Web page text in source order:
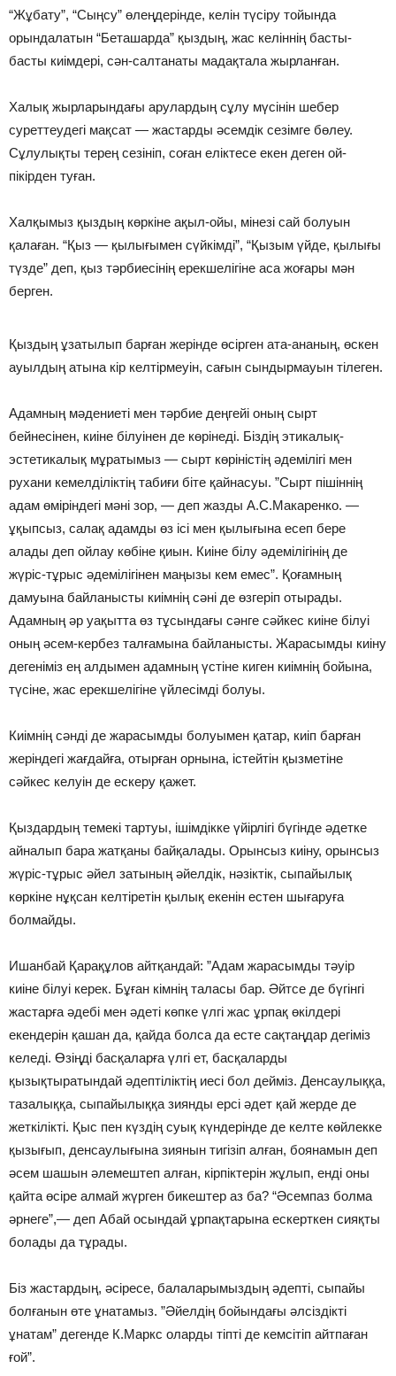
“Жұбату”, “Сыңсу” өлеңдерiнде, келiн түсiру тойында
орындалатын “Беташарда” қыздың, жас келiннiң басты-
басты киiмдерi, сән-салтанаты мадақтала жырланған.
Халық жырларындағы арулардың сұлу мүсiнiн шебер
суреттеудегi мақсат — жастарды әсемдiк сезiмге бөлеу.
Сұлулықты терең сезiнiп, соған елiктесе екен деген ой-
пiкiрден туған.
Халқымыз қыздың көркiне ақыл-ойы, мiнезi сай болуын
қалаған. “Қыз — қылығымен сүйкiмдi”, “Қызым үйде, қылығы
түзде” деп, қыз тәрбиесiнiң ерекшелiгiне аса жоғары мән
берген.
Қыздың ұзатылып барған жерiнде өсiрген ата-ананың, өскен
ауылдың атына кiр келтiрмеуiн, сағын сындырмауын тiлеген.
Адамның мәдениетi мен тәрбие деңгейi оның сырт
бейнесiнен, киiне бiлуiнен де көрiнедi. Бiздiң этикалық-
эстетикалық мұратымыз — сырт көрiнiстiң әдемiлiгi мен
рухани кемелдiлiктiң табиғи бiте қайнасуы. ”Сырт пiшiннiң
адам өмiрiндегi мәнi зор, — деп жазды А.С.Макаренко. —
ұқыпсыз, салақ адамды өз iсi мен қылығына есеп бере
алады деп ойлау көбiне қиын. Киiне бiлу әдемiлiгiнiң де
жүрiс-тұрыс әдемiлiгiнен маңызы кем емес”. Қоғамның
дамуына байланысты киiмнiң сәнi де өзгерiп отырады.
Адамның әр уақытта өз тұсындағы сәнге сәйкес киiне бiлуi
оның әсем-кербез талғамына байланысты. Жарасымды киiну
дегенiмiз ең алдымен адамның үстiне киген киiмнiң бойына,
түсiне, жас ерекшелiгiне үйлесiмдi болуы.
Киiмнiң сәндi де жарасымды болуымен қатар, киiп барған
жерiндегi жағдайға, отырған орнына, iстейтiн қызметiне
сәйкес келуiн де ескеру қажет.
Қыздардың темекi тартуы, iшiмдiкке үйiрлiгi бүгiнде әдетке
айналып бара жатқаны байқалады. Орынсыз киiну, орынсыз
жүрiс-тұрыс әйел затының әйелдiк, нәзiктiк, сыпайылық
көркiне нұқсан келтiретiн қылық екенiн естен шығаруға
болмайды.
Ишанбай Қарақұлов айтқандай: ”Адам жарасымды тәуiр
киiне бiлуi керек. Бұған кiмнiң таласы бар. Әйтсе де бүгiнгi
жастарға әдебi мен әдетi көпке үлгi жас ұрпақ өкiлдерi
екендерiн қашан да, қайда болса да есте сақтаңдар дегiмiз
келедi. Өзiңдi басқаларға үлгi ет, басқаларды
қызықтыратындай әдептiлiктiң иесi бол деймiз. Денсаулыққа,
тазалыққа, сыпайылыққа зиянды ерсi әдет қай жерде де
жеткiлiктi. Қыс пен күздiң суық күндерiнде де келте көйлекке
қызығып, денсаулығына зиянын тигiзiп алған, боянамын деп
әсем шашын әлемештеп алған, кiрпiктерiн жұлып, ендi оны
қайта өсiре алмай жүрген бикештер аз ба? “Әсемпаз болма
әрнеге”,— деп Абай осындай ұрпақтарына ескерткен сияқты
болады да тұрады.
Бiз жастардың, әсiресе, балаларымыздың әдептi, сыпайы
болғанын өте ұнатамыз. ”Әйелдiң бойындағы әлсiздiктi
ұнатам” дегенде К.Маркс оларды тiптi де кемсiтiп айтпаған
ғой”.